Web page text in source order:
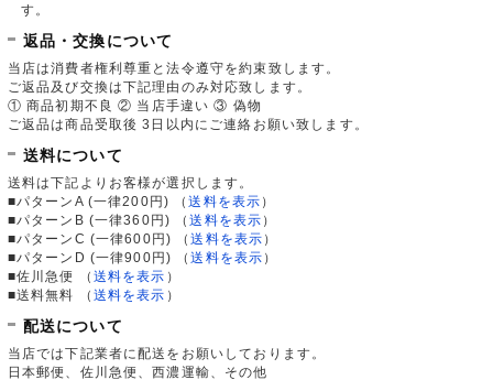
す。
返品・交換について
当店は消費者権利尊重と法令遵守を約束致します。
ご返品及び交換は下記理由のみ対応致します。
① 商品初期不良 ② 当店手違い ③ 偽物
ご返品は商品受取後 3日以内にご連絡お願い致します。
送料について
送料は下記よりお客様が選択します。
■パターンA (一律200円)
（送料を表示 ）
■パターンB (一律360円)
（送料を表示 ）
■パターンC (一律600円)
（送料を表示 ）
■パターンD (一律900円)
（送料を表示 ）
■佐川急便
（ 送料を表示 ）
■送料無料
（ 送料を表示 ）
配送について
当店では下記業者に配送をお願いしております。
日本郵便、佐川急便、西濃運輸、その他